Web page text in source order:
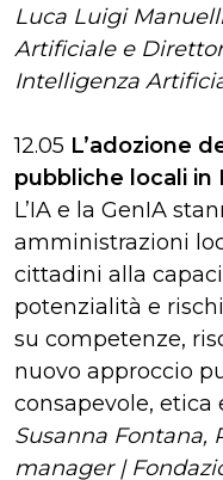
Luca Luigi
Artificiale e
Intelligenza
12.05 L’adozione
pubbliche locali in
L’IA e la GenIA
amministrazioni
cittadini alla
potenzialità e
su competenze,
nuovo approccio
consapevole,
Susanna Fontana,
manager |